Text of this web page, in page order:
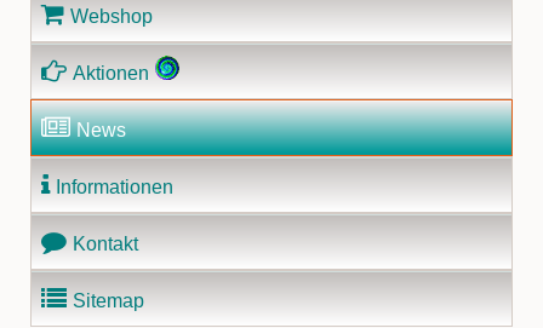
Webshop
Aktionen
News
Informationen
Kontakt
Sitemap